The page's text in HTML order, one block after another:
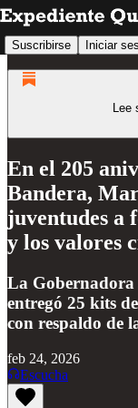
Suscribirse Iniciar
Lee
En el 205
Bandera,
juventudes a
y los valores
La Gobernadora
entregó 25 kits
con respaldo de
feb 24, 2026
Escucha